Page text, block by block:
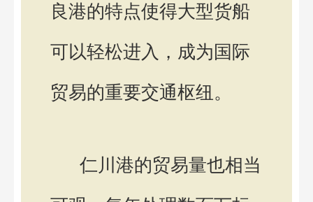
良港的特点使得大型货船
可以轻松进入，成为国际
贸易的重要交通枢纽。
仁川港的贸易量也相当